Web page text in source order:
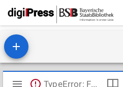
Mirador
TypeError: Failed to fetch